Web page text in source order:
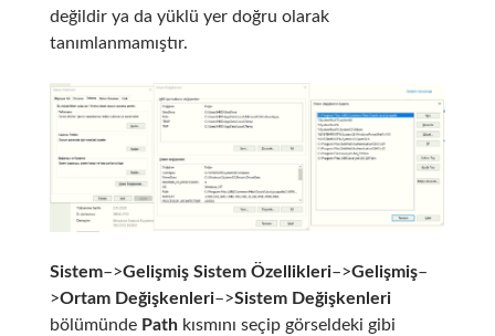
değildir ya da yüklü yer doğru olarak
tanımlanmamıştır.
Sistem–>Gelişmiş Sistem Özellikleri–>Gelişmiş–
>Ortam Değişkenleri–>Sistem Değişkenleri
bölümünde Pathkısmını seçip görseldeki gibi